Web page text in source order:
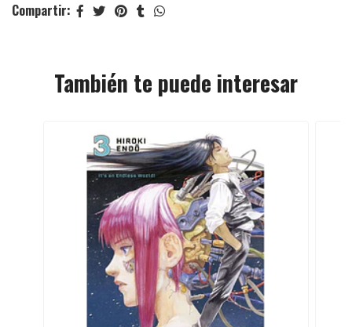
Compartir:
También te puede interesar